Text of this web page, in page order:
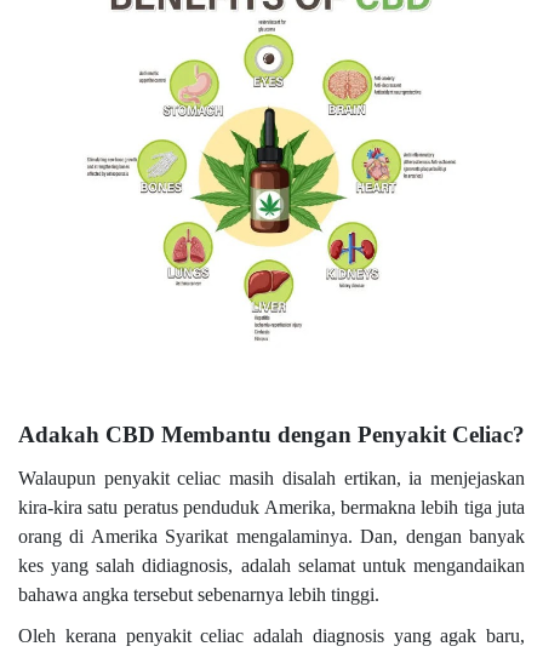
Adakah CBD Membantu dengan Penyakit Celiac?
Walaupun penyakit celiac masih disalah ertikan, ia menjejaskan
kira-kira satu peratus penduduk Amerika, bermakna lebih tiga juta
orang di Amerika Syarikat mengalaminya. Dan, dengan banyak
kes yang salah didiagnosis, adalah selamat untuk mengandaikan
bahawa angka tersebut sebenarnya lebih tinggi.
Oleh kerana penyakit celiac adalah diagnosis yang agak baru,